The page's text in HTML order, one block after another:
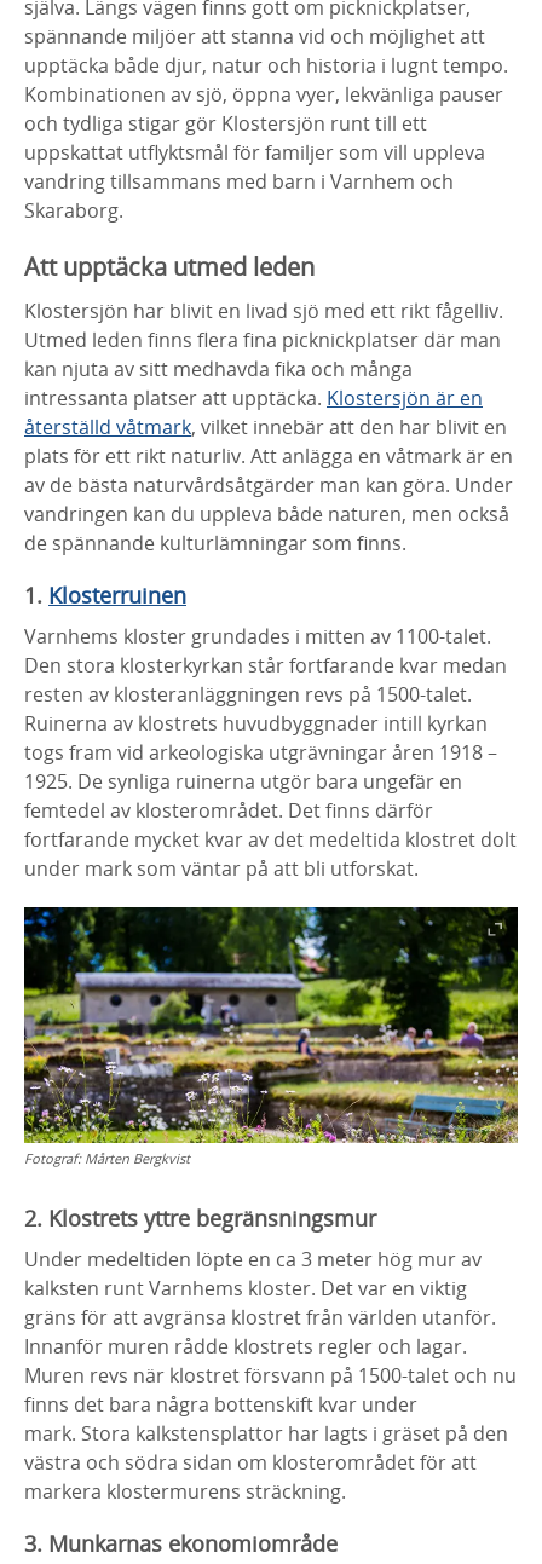
själva. Längs vägen finns gott om picknickplatser,
spännande miljöer att stanna vid och möjlighet att
upptäcka både djur, natur och historia i lugnt tempo.
Kombinationen av sjö, öppna vyer, lekvänliga pauser
och tydliga stigar gör Klostersjön runt till ett
uppskattat utflyktsmål för familjer som vill uppleva
vandring tillsammans med barn i Varnhem och
Skaraborg.
Att upptäcka utmed leden
Klostersjön har blivit en livad sjö med ett rikt fågelliv.
Utmed leden finns flera fina picknickplatser där man
kan njuta av sitt medhavda fika och många
intressanta platser att upptäcka. Klostersjön är en
återställd våtmark, vilket innebär att den har blivit en
plats för ett rikt naturliv. Att anlägga en våtmark är en
av de bästa naturvårdsåtgärder man kan göra. Under
vandringen kan du uppleva både naturen, men också
de spännande kulturlämningar som finns.
1. Klosterruinen
Varnhems kloster grundades i mitten av 1100-talet.
Den stora klosterkyrkan står fortfarande kvar medan
resten av klosteranläggningen revs på 1500-talet.
Ruinerna av klostrets huvudbyggnader intill kyrkan
togs fram vid arkeologiska utgrävningar åren 1918 –
1925. De synliga ruinerna utgör bara ungefär en
femtedel av klosterområdet. Det finns därför
fortfarande mycket kvar av det medeltida klostret dolt
under mark som väntar på att bli utforskat.
Fotograf: Mårten Bergkvist
2. Klostrets yttre begränsningsmur
Under medeltiden löpte en ca 3 meter hög mur av
kalksten runt Varnhems kloster. Det var en viktig
gräns för att avgränsa klostret från världen utanför.
Innanför muren rådde klostrets regler och lagar.
Muren revs när klostret försvann på 1500-talet och nu
finns det bara några bottenskift kvar under
mark. Stora kalkstensplattor har lagts i gräset på den
västra och södra sidan om klosterområdet för att
markera klostermurens sträckning.
3. Munkarnas ekonomiområde